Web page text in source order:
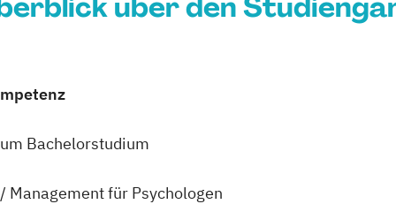
Bachelorstudium
für Psychologen